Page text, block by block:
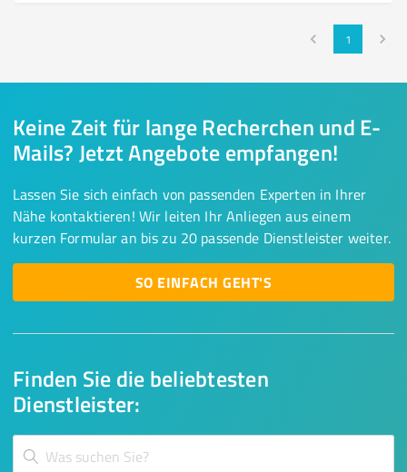
1
Finden Sie die beliebtesten
Dienstleister:
Keine Zeit für lange Recherchen und E-
Mails? Jetzt Angebote empfangen!
Lassen Sie sich einfach von passenden Experten in Ihrer
Nähe kontaktieren! Wir leiten Ihr Anliegen aus einem
kurzen Formular an bis zu 20 passende Dienstleister weiter.
SO EINFACH GEHT'S